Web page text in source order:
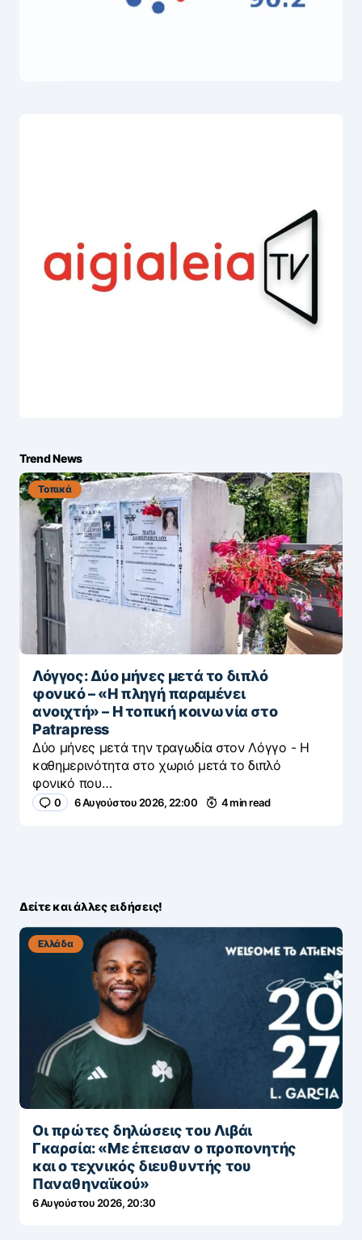
Trend News
Τοπικά
Λόγγος: Δύο μήνες μετά το διπλό
φονικό – «H πληγή παραμένει
ανοιχτή» – Η τοπική κοινωνία στο
Patrapress
Δύο μήνες μετά την τραγωδία στον Λόγγο - H
καθημερινότητα στο χωριό μετά το διπλό
φονικό που…
0 6 Αυγούστου 2026, 22:00 4 min read
Δείτε και άλλες ειδήσεις!
Ελλάδα
Οι πρώτες δηλώσεις του Λιβάι
Γκαρσία: «Με έπεισαν ο προπονητής
και ο τεχνικός διευθυντής του
Παναθηναϊκού»
6 Αυγούστου 2026, 20:30